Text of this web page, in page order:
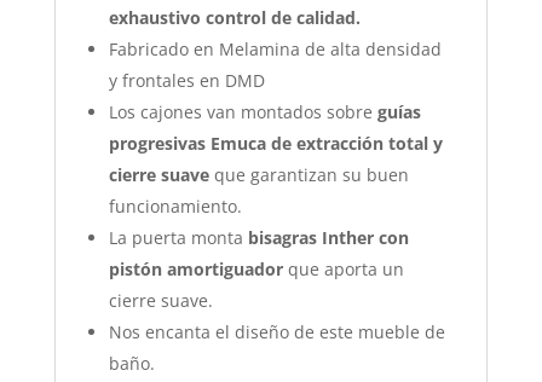
exhaustivo control de calidad.
Fabricado en Melamina de alta densidad
y frontales en DMD
Los cajones van montados sobre guías
progresivas Emuca de extracción total y
cierre suaveque garantizan su buen
funcionamiento.
La puerta monta bisagras Inther con
pistón amortiguador que aporta un
cierre suave.
Nos encanta el diseño de este mueble de
baño.